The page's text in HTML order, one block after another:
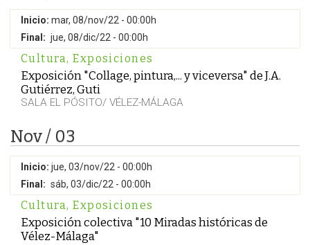
Inicio: mar, 08/nov/22 - 00:00h
Final: jue, 08/dic/22 - 00:00h
Cultura, Exposiciones
Exposición "Collage, pintura,... y viceversa" de J.A.
Gutiérrez, Guti
SALA EL PÓSITO/ VÉLEZ-MÁLAGA
Nov / 03
Inicio: jue, 03/nov/22 - 00:00h
Final: sáb, 03/dic/22 - 00:00h
Cultura, Exposiciones
Exposición colectiva "10 Miradas históricas de
Vélez-Málaga"